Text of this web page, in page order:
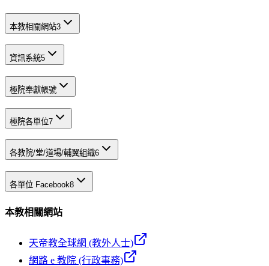
本教相關網站3
資訊系統5
極院奉獻帳號
極院各單位7
各教院/堂/道場/輔翼組織6
各單位 Facebook8
本教相關網站
天帝教全球網 (教外人士)
網路 e 教院 (行政事務)